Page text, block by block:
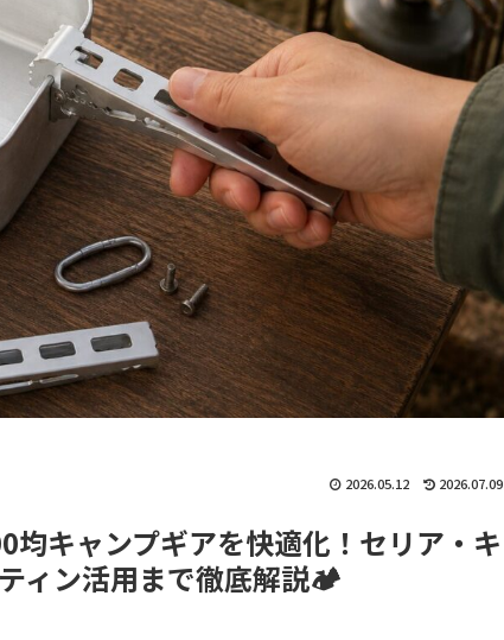
2026.05.12 2026.07.09
キャンプギアを快適化！セリア・キ
ィン活用まで徹底解説🏕